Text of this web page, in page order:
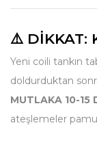
⚠️ DİKKAT:
Yeni coili tankın
doldurduktan
MUTLAKA 10-15
ateşlemeler